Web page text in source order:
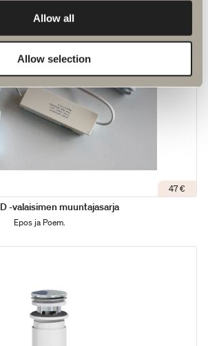
Allow all
Allow selection
47 €
-valaisimen muuntajasarja
Epos ja Poem.